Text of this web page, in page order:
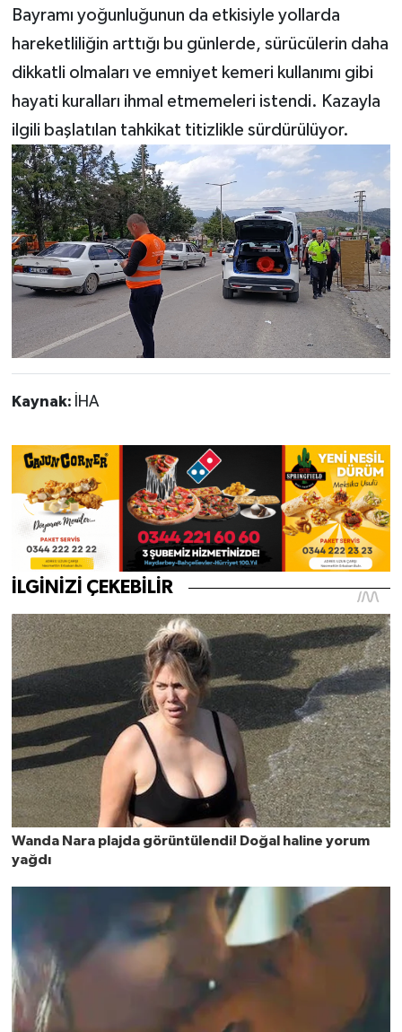
Bayramı yoğunluğunun da etkisiyle yollarda
hareketliliğin arttığı bu günlerde, sürücülerin daha
dikkatli olmaları ve emniyet kemeri kullanımı gibi
hayati kuralları ihmal etmemeleri istendi. Kazayla
ilgili başlatılan tahkikat titizlikle sürdürülüyor.
Kaynak: İHA